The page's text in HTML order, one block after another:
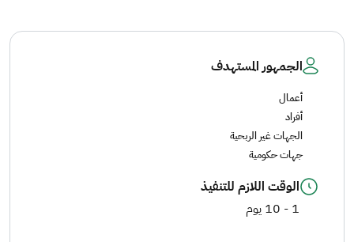
الجمهور المستهدف
أعمال
أفراد
الجهات غير الربحية
جهات حكومية
الوقت اللازم للتنفيذ
1 - 10 يوم